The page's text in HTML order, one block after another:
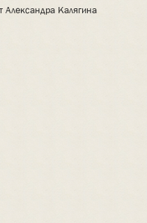
Калягина